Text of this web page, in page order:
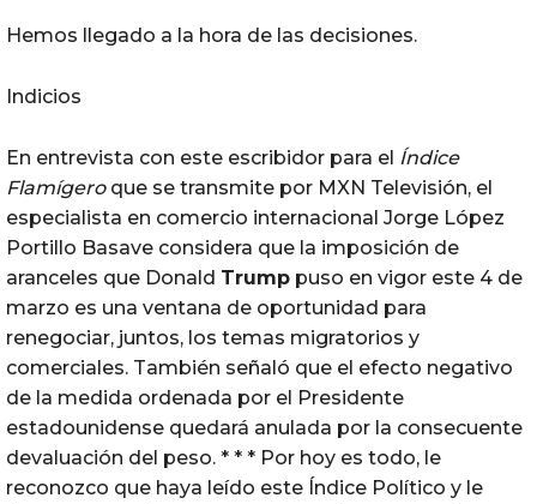
Hemos llegado a la hora de las decisiones.
Indicios
En entrevista con este escribidor para el Índice
Flamígeroque se transmite por MXN Televisión, el
especialista en comercio internacional Jorge López
Portillo Basave considera que la imposición de
aranceles que Donald Trump puso en vigor este 4 de
marzo es una ventana de oportunidad para
renegociar, juntos, los temas migratorios y
comerciales. También señaló que el efecto negativo
de la medida ordenada por el Presidente
estadounidense quedará anulada por la consecuente
devaluación del peso. * * * Por hoy es todo, le
reconozco que haya leído este Índice Político y le